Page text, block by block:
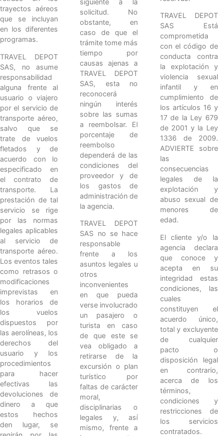
trayectos aéreos
que se incluyan
en los diferentes
programas.
TRAVEL DEPOT
SAS, no asume
responsabilidad
alguna frente al
usuario o viajero
por el servicio de
transporte aéreo,
salvo que se
trate de vuelos
fletados y de
acuerdo con lo
especificado en
el contrato de
transporte. La
prestación de tal
servicio se rige
por las normas
legales aplicables
al servicio de
transporte aéreo.
Los eventos tales
como retrasos o
modificaciones
imprevistas en
los horarios de
los vuelos
dispuestos por
las aerolíneas, los
derechos del
usuario y los
procedimientos
para hacer
efectivas las
devoluciones de
dinero a que
estos hechos
den lugar, se
solicitud. No
obstante, en
caso de que el
trámite tome más
tiempo por
causas ajenas a
TRAVEL DEPOT
SAS, esta no
reconocerá
ningún interés
sobre las sumas
a reembolsar. El
porcentaje de
reembolso
dependerá de las
condiciones del
proveedor y de
los gastos de
administración de
la agencia.
TRAVEL DEPOT
SAS no se hace
responsable
frente a los
asuntos legales u
otros
inconvenientes
en que pueda
verse involucrado
un pasajero o
turista en caso
de que este se
vea obligado a
retirarse de la
excursión o plan
turístico por
faltas de carácter
moral,
disciplinarias o
legales y, así
mismo, frente a
TRAVEL DEPOT
SAS Está
comprometida
con el código de
conducta contra
la explotación y
violencia sexual
infantil y en
cumplimiento de
los artículos 16 y
17 de la Ley 679
de 2001 y la Ley
1336 de 2009.
ADVIERTE sobre
las
consecuencias
legales de la
explotación y
abuso sexual de
menores de
edad.
El cliente y/o la
agencia declara
que conoce y
acepta en su
integridad estas
condiciones, las
cuales
constituyen el
acuerdo único,
total y excluyente
de cualquier
pacto o
disposición legal
en contrario,
acerca de los
términos,
condiciones y
restricciones de
los servicios
contratados.